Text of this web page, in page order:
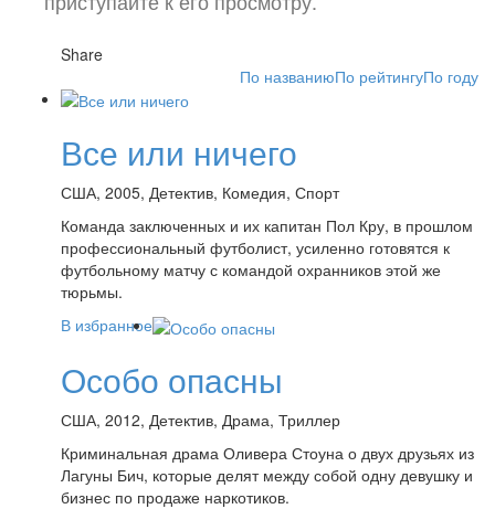
Share
По названиюПо рейтингуПо году
Все или ничего
США, 2005, Детектив, Комедия, Спорт
Команда заключенных и их капитан Пол Кру, в прошлом
профессиональный футболист, усиленно готовятся к
футбольному матчу с командой охранников этой же
тюрьмы.
В избранное
Особо опасны
США, 2012, Детектив, Драма, Триллер
Криминальная драма Оливера Стоуна о двух друзьях из
Лагуны Бич, которые делят между собой одну девушку и
бизнес по продаже наркотиков.